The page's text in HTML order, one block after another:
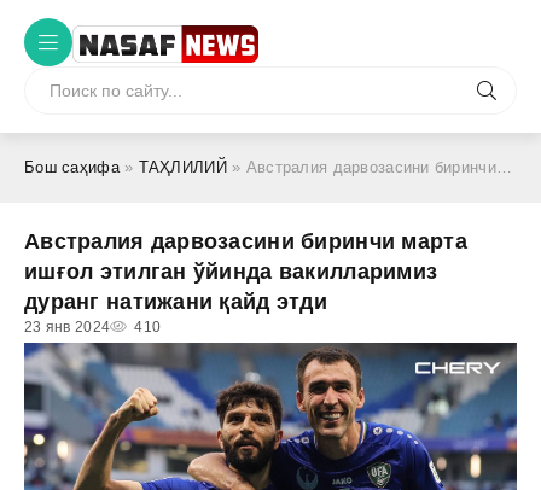
Бош саҳифа» ТАҲЛИЛИЙ » Австралия дарвозасини биринчи марта ишғол этилган ўйинда вакилларимиз дуранг натижани қайд этди
Австралия дарвозасини биринчи марта
ишғол этилган ўйинда вакилларимиз
дуранг натижани қайд этди
23 янв 2024 410